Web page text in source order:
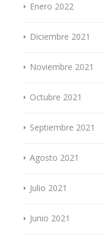
Enero 2022
Diciembre 2021
Noviembre 2021
Octubre 2021
Septiembre 2021
Agosto 2021
Julio 2021
Junio 2021